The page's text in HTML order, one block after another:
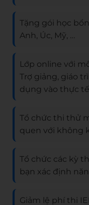
Tặng gói học
Anh, Úc, Mỹ, …
Lớp online với
Trợ giảng, giáo
dụng vào thực
Tổ chức thi thử
quen với không
Tổ chức các kỳ
bạn xác định
Giảm lệ phí thi